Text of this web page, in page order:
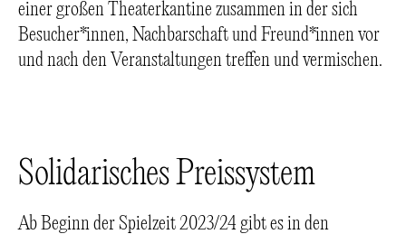
einer großen Theaterkantine zusammen in der sich
Besucher*innen, Nachbarschaft und Freund*innen vor
und nach den Veranstaltungen treffen und vermischen.
Solidarisches Preissystem
Ab Beginn der Spielzeit 2023/24 gibt es in den